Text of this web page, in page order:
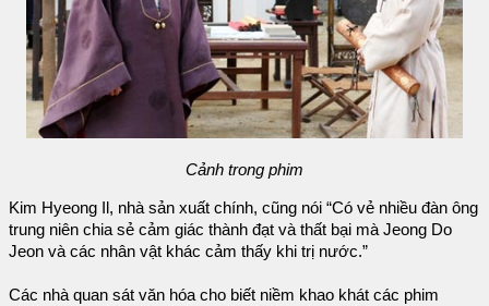
Cảnh trong phim
Kim Hyeong Il, nhà sản xuất chính, cũng nói “Có vẻ nhiều đàn ông
trung niên chia sẻ cảm giác thành đạt và thất bại mà Jeong Do
Jeon và các nhân vật khác cảm thấy khi trị nước.”
Các nhà quan sát văn hóa cho biết niềm khao khát các phim